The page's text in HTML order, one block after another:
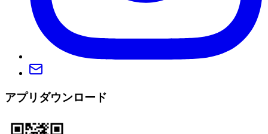
アプリダウンロード